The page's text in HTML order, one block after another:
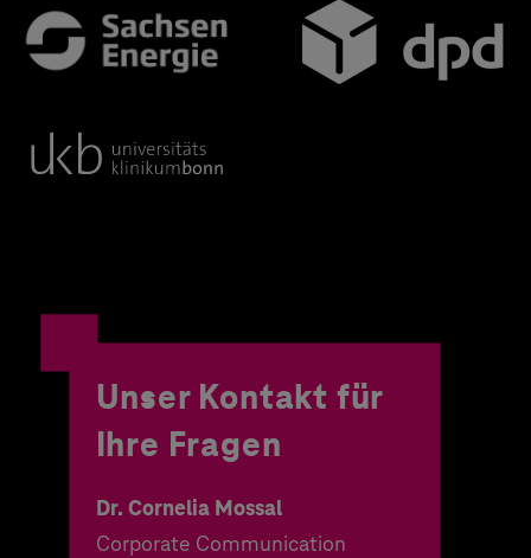
Unser Kontakt für
Ihre Fragen
Dr. Cornelia Mossal
Corporate Communication